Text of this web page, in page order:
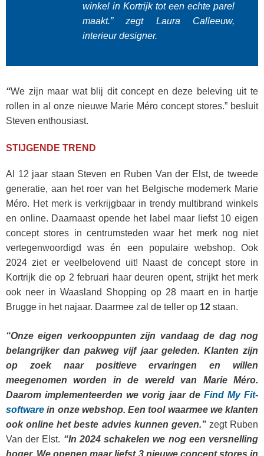
winkel in Kortrijk tot een echte parel
maakt.” zegt Laura Calleeuw,
interieur designer.
“We zijn maar wat blij dit concept en deze beleving uit te
rollen in al onze nieuwe Marie Méro concept stores.” besluit
Steven enthousiast.
STIJGENDE TREND
Al 12 jaar staan Steven en Ruben Van der Elst, de tweede
generatie, aan het roer van het Belgische modemerk Marie
Méro. Het merk is verkrijgbaar in trendy multibrand winkels
en online. Daarnaast opende het label maar liefst 10 eigen
concept stores in centrumsteden waar het merk nog niet
vertegenwoordigd was én een populaire webshop. Ook
2024 ziet er veelbelovend uit! Naast de concept store in
Kortrijk die op 2 februari haar deuren opent, strijkt het merk
ook neer in Waasland Shopping op 28 maart en in hartje
Brugge in het najaar. Daarmee zal de teller op 12 staan.
“Onze eigen verkooppunten zijn vandaag de dag nog
belangrijker dan pakweg vijf jaar geleden. Klanten zijn
op zoek naar positieve ervaringen en willen
meegenomen worden in de wereld van Marie Méro.
Daarom implementeerden we vorig jaar de Find My Fit-
software in onze webshop. Een tool waarmee we klanten
ook online het beste advies kunnen geven.”zegt Ruben
Van der Elst. “In 2024 schakelen we nog een versnelling
hoger. We openen maar liefst 3 nieuwe concept stores in